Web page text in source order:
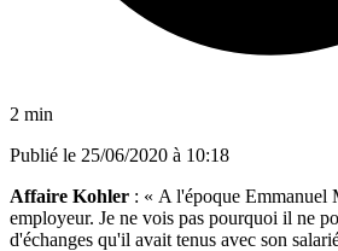
2 min
Publié le 25/06/2020 à 10:18
Affaire Kohler : « A l'époque Emmanuel
employeur. Je ne vois pas pourquoi il ne
d'échanges qu'il avait tenus avec son